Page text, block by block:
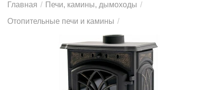
Главная / Печи, камины, дымоходы /
Отопительные печи и камины /